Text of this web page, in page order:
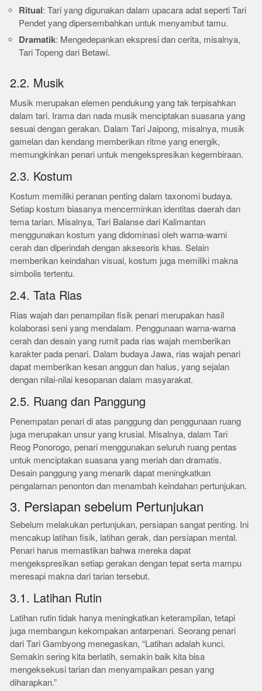
Ritual: Tari yang digunakan dalam upacara adat seperti Tari
Pendet yang dipersembahkan untuk menyambut tamu.
Dramatik: Mengedepankan ekspresi dan cerita, misalnya,
Tari Topeng dari Betawi.
2.2. Musik
Musik merupakan elemen pendukung yang tak terpisahkan
dalam tari. Irama dan nada musik menciptakan suasana yang
sesuai dengan gerakan. Dalam Tari Jaipong, misalnya, musik
gamelan dan kendang memberikan ritme yang energik,
memungkinkan penari untuk mengekspresikan kegembiraan.
2.3. Kostum
Kostum memiliki peranan penting dalam taxonomi budaya.
Setiap kostum biasanya mencerminkan identitas daerah dan
tema tarian. Misalnya, Tari Balanse dari Kalimantan
menggunakan kostum yang didominasi oleh warna-warni
cerah dan diperindah dengan aksesoris khas. Selain
memberikan keindahan visual, kostum juga memiliki makna
simbolis tertentu.
2.4. Tata Rias
Rias wajah dan penampilan fisik penari merupakan hasil
kolaborasi seni yang mendalam. Penggunaan warna-warna
cerah dan desain yang rumit pada rias wajah memberikan
karakter pada penari. Dalam budaya Jawa, rias wajah penari
dapat memberikan kesan anggun dan halus, yang sejalan
dengan nilai-nilai kesopanan dalam masyarakat.
2.5. Ruang dan Panggung
Penempatan penari di atas panggung dan penggunaan ruang
juga merupakan unsur yang krusial. Misalnya, dalam Tari
Reog Ponorogo, penari menggunakan seluruh ruang pentas
untuk menciptakan suasana yang meriah dan dramatis.
Desain panggung yang menarik dapat meningkatkan
pengalaman penonton dan menambah keindahan pertunjukan.
3. Persiapan sebelum Pertunjukan
Sebelum melakukan pertunjukan, persiapan sangat penting. Ini
mencakup latihan fisik, latihan gerak, dan persiapan mental.
Penari harus memastikan bahwa mereka dapat
mengekspresikan setiap gerakan dengan tepat serta mampu
meresapi makna dari tarian tersebut.
3.1. Latihan Rutin
Latihan rutin tidak hanya meningkatkan keterampilan, tetapi
juga membangun kekompakan antarpenari. Seorang penari
dari Tari Gambyong menegaskan, “Latihan adalah kunci.
Semakin sering kita berlatih, semakin baik kita bisa
mengeksekusi tarian dan menyampaikan pesan yang
diharapkan.”